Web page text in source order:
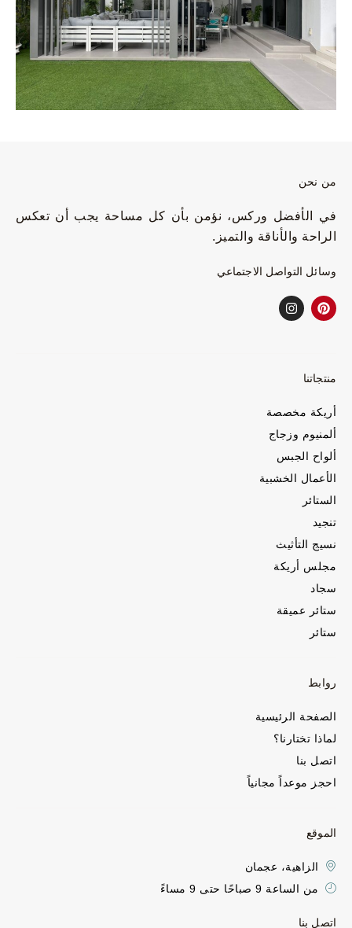
من نحن
في الأفضل وركس، نؤمن بأن كل مساحة يجب أن تعكس
الراحة والأناقة والتميز.
وسائل التواصل الاجتماعي
منتجاتنا
أريكة مخصصة
ألمنيوم وزجاج
ألواح الجبس
الأعمال الخشبية
الستائر
تنجيد
نسيج التأثيث
مجلس أريكة
سجاد
ستائر عميقة
ستائر
روابط
الصفحة الرئيسية
لماذا تختارنا؟
اتصل بنا
احجز موعداً مجانياً
الموقع
الزاهية، عجمان
من الساعة 9 صباحًا حتى 9 مساءً
اتصل بنا